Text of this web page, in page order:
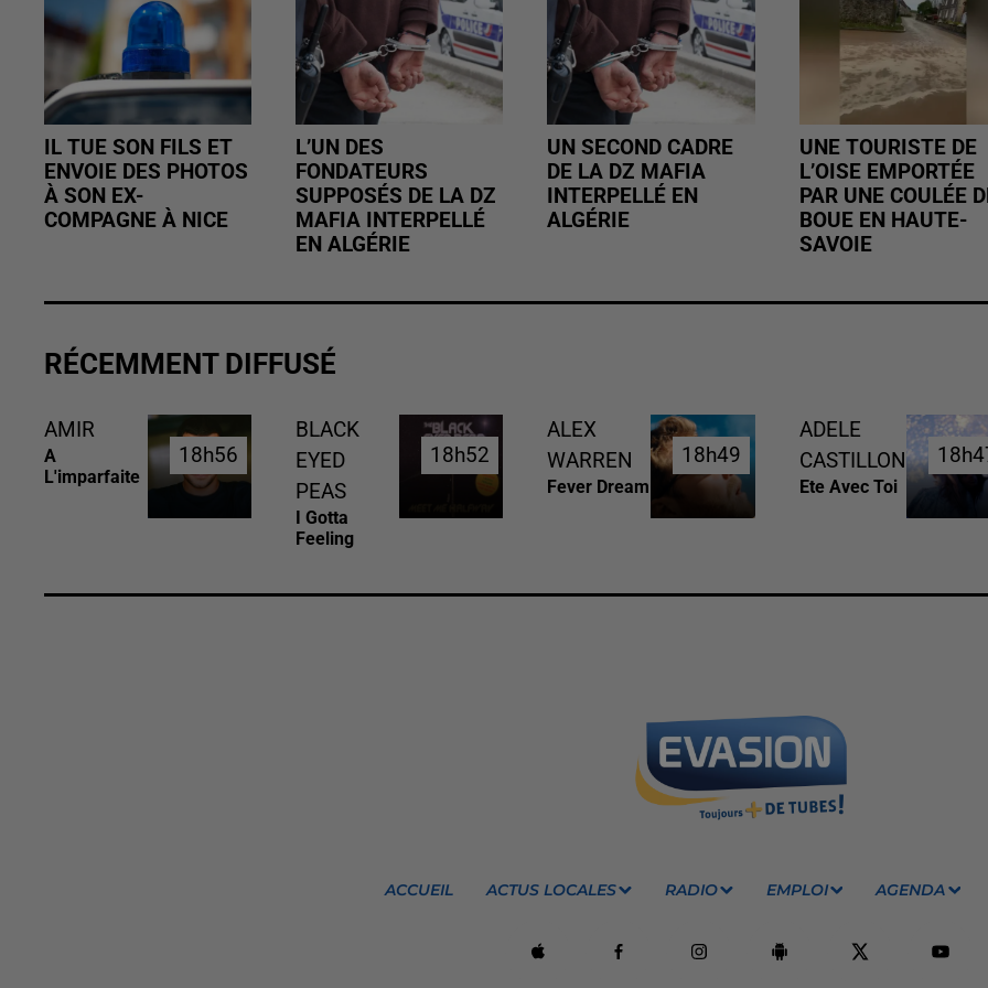
IL TUE SON FILS ET
ENVOIE DES PHOTOS
À SON EX-
COMPAGNE À NICE
L’UN DES
FONDATEURS
SUPPOSÉS DE LA DZ
MAFIA INTERPELLÉ
EN ALGÉRIE
UN SECOND CADRE
DE LA DZ MAFIA
INTERPELLÉ EN
ALGÉRIE
UNE TOURISTE DE
L’OISE EMPORTÉE
PAR UNE COULÉE
BOUE EN HAUTE-
SAVOIE
RÉCEMMENT DIFFUSÉ
AMIR
A
L'imparfaite
18h56
18h56
BLACK
EYED
PEAS
I Gotta
Feeling
18h52
18h52
ALEX
WARREN
Fever Dream
18h49
18h49
ADELE
CASTILLON
Ete Avec Toi
ACCUEIL ACTUS LOCALES RADIO EMPLOI AGENDA